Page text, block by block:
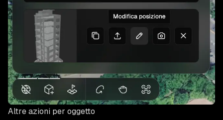
Altre azioni per oggetto